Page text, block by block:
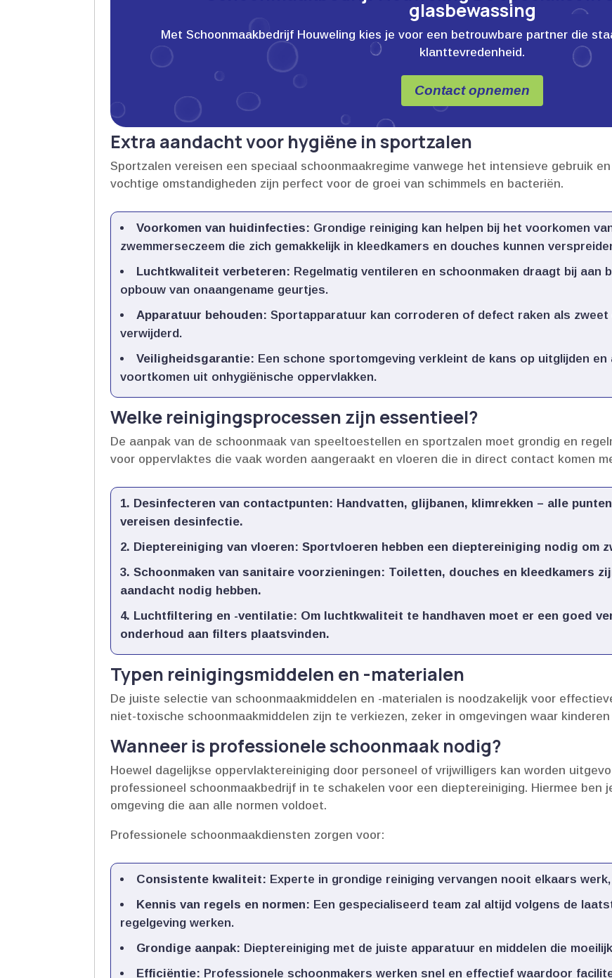
glasbewassing
Met Schoonmaakbedrijf Houweling kies je voor een betrouwbare partner die
klanttevredenheid.
Contact opnemen
Extra aandacht voor hygiëne in sportzalen
Sportzalen vereisen een speciaal schoonmaakregime vanwege het intensieve gebruik
vochtige omstandigheden zijn perfect voor de groei van schimmels en bacteriën.​
Voorkomen van huidinfecties: Grondige reiniging kan helpen bij het voorkomen
zwemmerseczeem die zich gemakkelijk in kleedkamers en douches kunnen
Luchtkwaliteit verbeteren: Regelmatig ventileren en schoonmaken draagt bij
opbouw van onaangename geurtjes.​
Apparatuur behouden: Sportapparatuur kan corroderen of defect raken als
verwijderd.​
Veiligheidsgarantie: Een schone sportomgeving verkleint de kans op uitglijden en
voortkomen uit onhygiënische oppervlakken.​
Welke reinigingsprocessen zijn essentieel?
De aanpak van de schoonmaak van speeltoestellen en sportzalen moet grondig en
voor oppervlaktes die vaak worden aangeraakt en vloeren die in direct contact komen
Desinfecteren van contactpunten: Handvatten, glijbanen, klimrekken – alle
vereisen desinfectie.​
Dieptereiniging van vloeren: Sportvloeren hebben een dieptereiniging nodig om
Schoonmaken van sanitaire voorzieningen: Toiletten, douches en kleedkamers
aandacht nodig hebben.​
Luchtfiltering en -ventilatie: Om luchtkwaliteit te handhaven moet er een goed
onderhoud aan filters plaatsvinden.​
Typen reinigingsmiddelen en -materialen
De juiste selectie van schoonmaakmiddelen en -materialen is noodzakelijk voor
niet-toxische schoonmaakmiddelen zijn te verkiezen, zeker in omgevingen waar kinderen
Wanneer is professionele schoonmaak nodig?
Hoewel dagelijkse oppervlaktereiniging door personeel of vrijwilligers kan worden
professioneel schoonmaakbedrijf in te schakelen voor een dieptereiniging.​ Hiermee ben
omgeving die aan alle normen voldoet.​
Professionele schoonmaakdiensten zorgen voor:
Consistente kwaliteit: Experte in grondige reiniging vervangen nooit elkaars
Kennis van regels en normen: Een gespecialiseerd team zal altijd volgens de
regelgeving werken.​
Grondige aanpak: Dieptereiniging met de juiste apparatuur en middelen die
Efficiëntie: Professionele schoonmakers werken snel en effectief waardoor